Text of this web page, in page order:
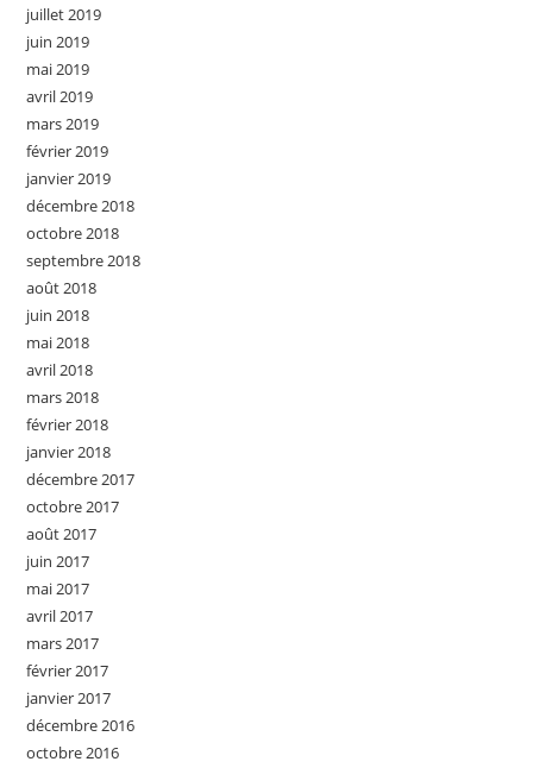
juillet 2019
juin 2019
mai 2019
avril 2019
mars 2019
février 2019
janvier 2019
décembre 2018
octobre 2018
septembre 2018
août 2018
juin 2018
mai 2018
avril 2018
mars 2018
février 2018
janvier 2018
décembre 2017
octobre 2017
août 2017
juin 2017
mai 2017
avril 2017
mars 2017
février 2017
janvier 2017
décembre 2016
octobre 2016